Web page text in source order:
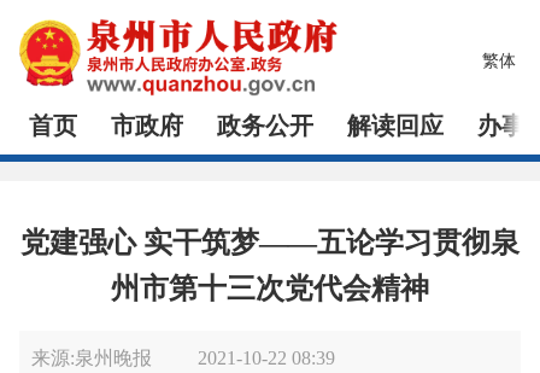
繁体
首页 市政府 政务公开 解读回应 办事
党建强心 实干筑梦——五论学习贯彻泉
州市第十三次党代会精神
来源:泉州晚报
2021-10-22 08:39